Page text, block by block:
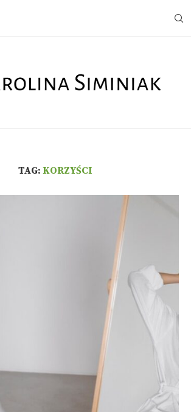
TAG: KORZYŚCI